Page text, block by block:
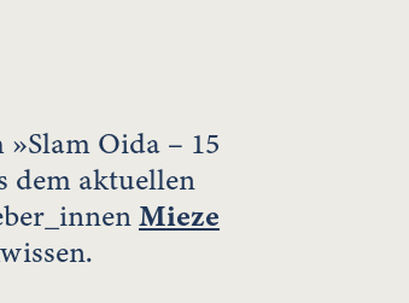
Oida – 15
dem aktuellen
Mieze